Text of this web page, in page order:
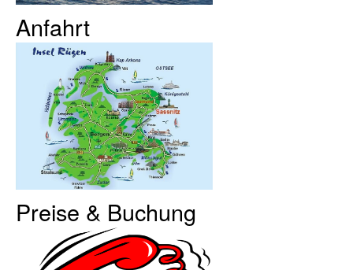
Anfahrt
Preise & Buchung